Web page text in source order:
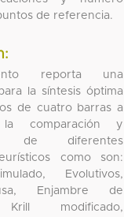
de referencia.
reporta una
la síntesis óptima
de cuatro barras a
comparación y
de diferentes
como son:
Evolutivos,
Enjambre de
Krill modificado,